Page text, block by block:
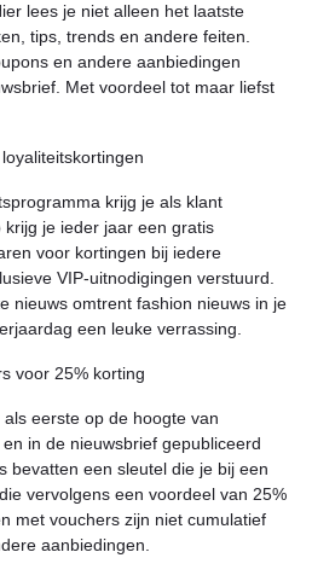
lees je niet alleen het laatste
tips, trends en andere feiten.
en andere aanbiedingen
Met voordeel tot maar liefst
krijg je als klant
je ieder jaar een gratis
voor kortingen bij iedere
VIP-uitnodigingen verstuurd.
nieuws omtrent fashion nieuws in je
een leuke verrassing.
voor 25% korting
eerste op de hoogte van
in de nieuwsbrief gepubliceerd
bevatten een sleutel die je bij een
vervolgens een voordeel van 25%
met vouchers zijn niet cumulatief
aanbiedingen.